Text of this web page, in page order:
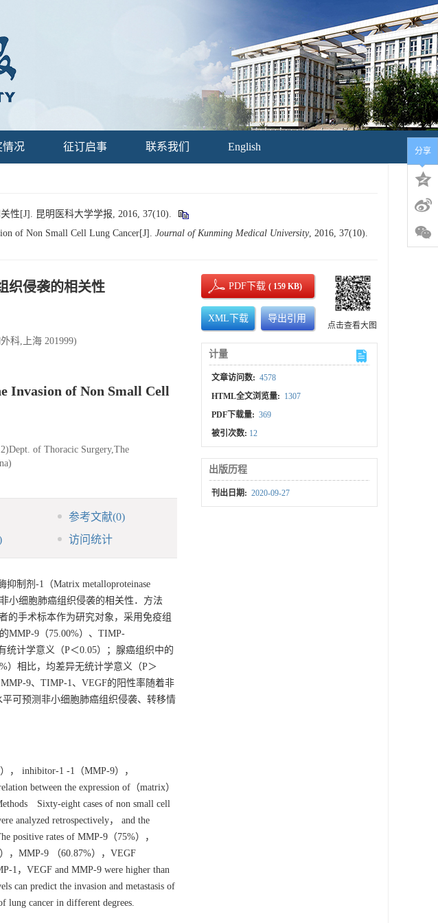
情况 征订启事 联系我们 English
性[J]. 昆明医科大学学报, 2016, 37(10).
of Non Small Cell Lung Cancer[J]. Journal of Kunming Medical University, 2016, 37(10).
织侵袭的相关性
科,上海 201999)
Invasion of Non Small Cell
of Thoracic Surgery,The
参考文献(0)
访问统计
制剂-1（Matrix metalloproteinase
非小细胞肺癌组织侵袭的相关性．方法
的手术标本作为研究对象，采用免疫组
MMP-9（75.00%）、TIMP-
统计学意义（P＜0.05）；腺癌组织中的
）相比，均差异无统计学意义（P＞
9、TIMP-1、VEGF的阳性率随着非
可预测非小细胞肺癌组织侵袭、转移情
， inhibitor-1 -1（MMP-9），
between the expression of（matrix）
Sixty-eight cases of non small cell
analyzed retrospectively， and the
positive rates of MMP-9（75%），
，MMP-9 （60.87%），VEGF
1，VEGF and MMP-9 were higher than
can predict the invasion and metastasis of
lung cancer in different degrees.
PDF下载( 159 KB)
XML下载 导出引用
点击查看大图
计量
文章访问数: 4578
HTML全文浏览量: 1307
PDF下载量: 369
被引次数: 12
出版历程
刊出日期: 2020-09-27
分享